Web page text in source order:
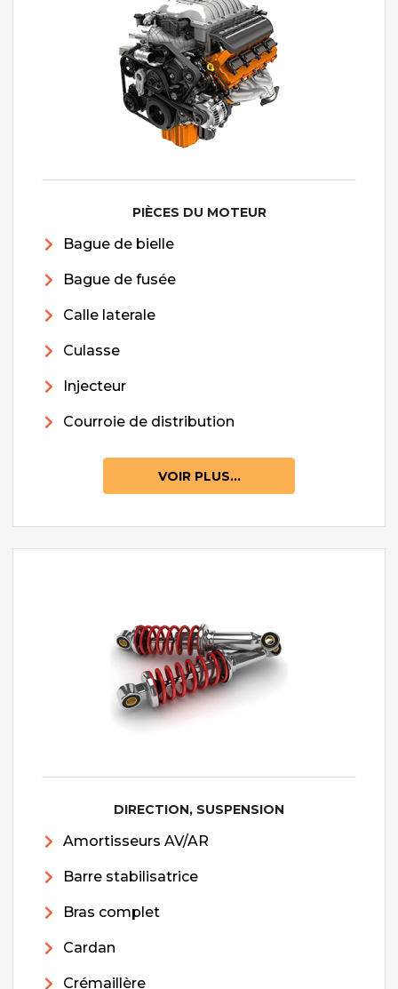
PIÈCES DU MOTEUR
Bague de bielle
Bague de fusée
Calle laterale
Culasse
Injecteur
Courroie de distribution
VOIR PLUS...
DIRECTION, SUSPENSION
Amortisseurs AV/AR
Barre stabilisatrice
Bras complet
Cardan
Crémaillère